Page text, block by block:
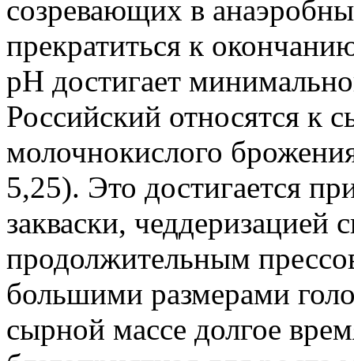
созревающих в
прекратиться к
pH достигает
Российский относятся
молочнокислого
5,25). Это достигается
закваски,
продолжительным
большими размерами
сырной массе долгое